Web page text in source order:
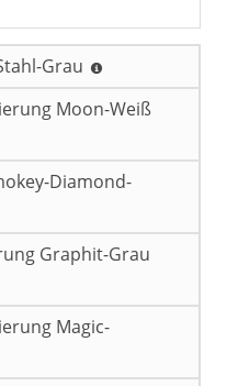
Grau
Moon-Weiß
Diamond-
Graphit-Grau
Magic-